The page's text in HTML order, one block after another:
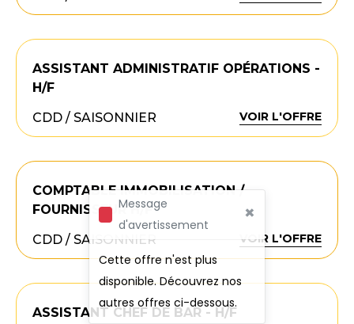
Message
d'avertissement
×
Cette offre n'est plus
disponible. Découvrez nos
autres offres ci-dessous.
ASSISTANT ADMINISTRATIF OPÉRATIONS -
H/F
CDD / SAISONNIER
VOIR L'OFFRE
COMPTABLE IMMOBILISATION /
FOURNISSEUR H/F
CDD / SAISONNIER
VOIR L'OFFRE
ASSISTANT CHEF DE BAR - H/F